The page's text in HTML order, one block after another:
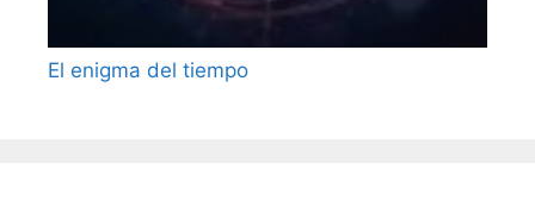
El enigma del tiempo